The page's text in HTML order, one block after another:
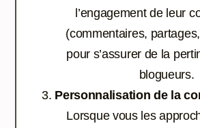
l’engagement de leur
(commentaires,
pour s’assurer de la
blogueurs.
Personnalisation de la
Lorsque vous les